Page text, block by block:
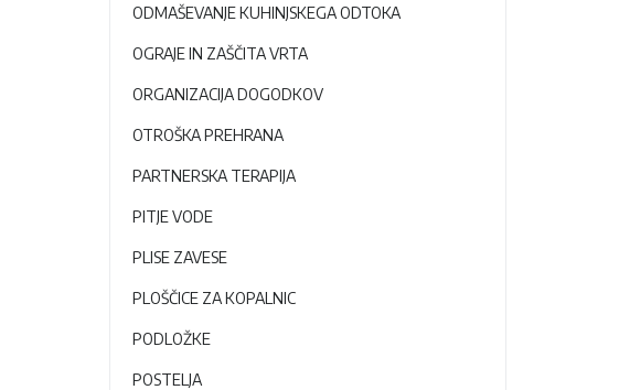
ODMAŠEVANJE KUHINJSKEGA ODTOKA
OGRAJE IN ZAŠČITA VRTA
ORGANIZACIJA DOGODKOV
OTROŠKA PREHRANA
PARTNERSKA TERAPIJA
PITJE VODE
PLISE ZAVESE
PLOŠČICE ZA KOPALNIC
PODLOŽKE
POSTELJA